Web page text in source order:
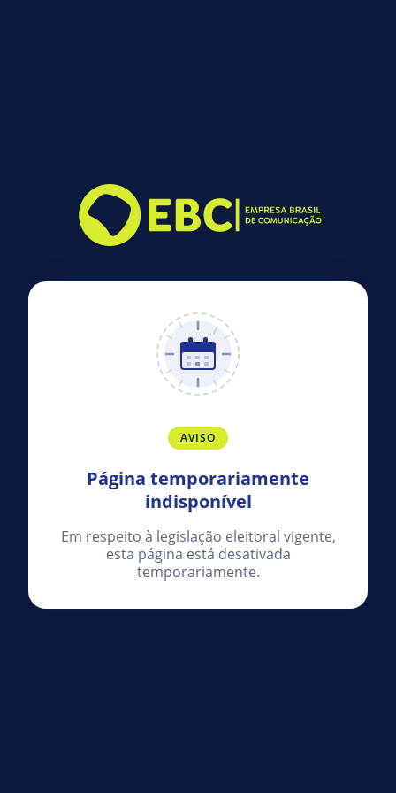
AVISO
Página temporariamente
indisponível
Em respeito à legislação eleitoral vigente,
esta página está desativada
temporariamente.